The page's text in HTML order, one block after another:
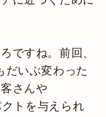
ですね。前回、
だいぶ変わった
さんや
トを与えられ